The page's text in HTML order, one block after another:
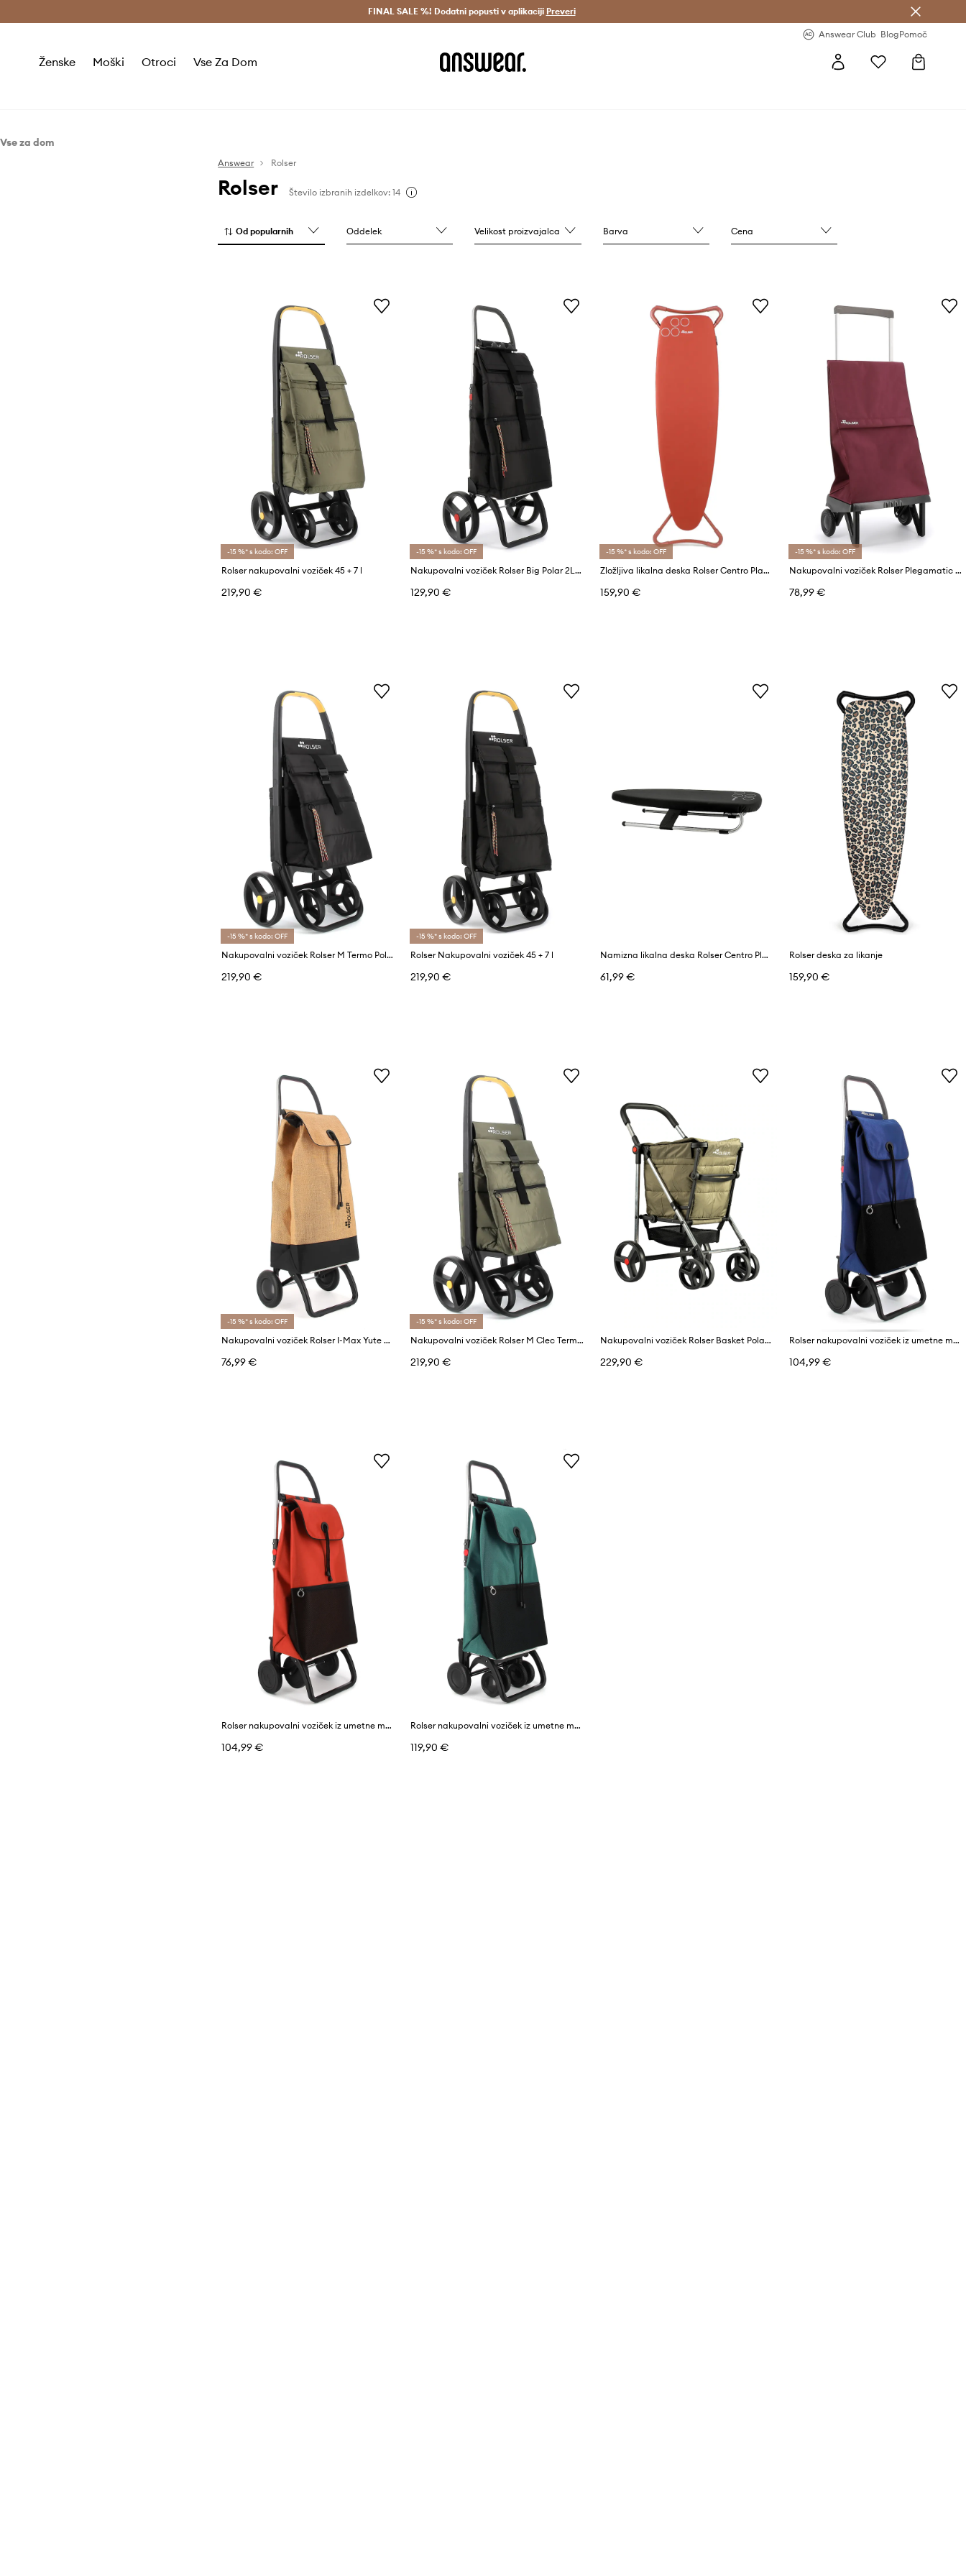
Dostava v 3 dneh > Prihrani z vpisom v Answear Club >
FINAL SALE %! Dodatni popusti v aplikaciji Preveri
Answear Club BlogPomoč
Ženske Moški Otroci Vse Za Dom
Vse za dom
Answear Rolser
Rolser Število izbranih izdelkov: 14
Od popularnih Oddelek Velikost proizvajalca Barva Cena
-15 %* s kodo: OFF
Rolser nakupovalni voziček 45 + 7 l
219,90 €
-15 %* s kodo: OFF
Nakupovalni voziček Rolser Big Polar 2LRSG 44 L
129,90 €
-15 %* s kodo: OFF
Zložljiva likalna deska Rolser Centro Planchado K-Surf 148,5 x 45,5 cm
159,90 €
-15 %* s kodo: OFF
Nakupovalni voziček Rolser Plegamatic Original MF 43 L
78,99 €
-15 %* s kodo: OFF
Nakupovalni voziček Rolser M Termo Polar 8, 38 L
219,90 €
-15 %* s kodo: OFF
Rolser Nakupovalni voziček 45 + 7 l
219,90 €
Namizna likalna deska Rolser Centro Planchado K-Mini Surf 29 x 4 x 72 cm
61,99 €
Rolser deska za likanje
159,90 €
-15 %* s kodo: OFF
Nakupovalni voziček Rolser I-Max Yute Bi 2 Natural 43 L
76,99 €
-15 %* s kodo: OFF
Nakupovalni voziček Rolser M Clec Termo Polar Plus 38 L
219,90 €
Nakupovalni voziček Rolser Basket Polar 4B 58 L
229,90 €
Rolser nakupovalni voziček iz umetne mase 43 l
104,99 €
Rolser nakupovalni voziček iz umetne mase 43 l
104,99 €
Rolser nakupovalni voziček iz umetne mase 43 l
119,90 €